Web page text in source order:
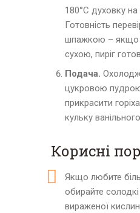
180°С духовку
Готовність
шпажкою – якщо
сухою, пиріг
Подача.
цукровою
прикрасити
кульку
Корисні
Якщо любите
обирайте
вираженої